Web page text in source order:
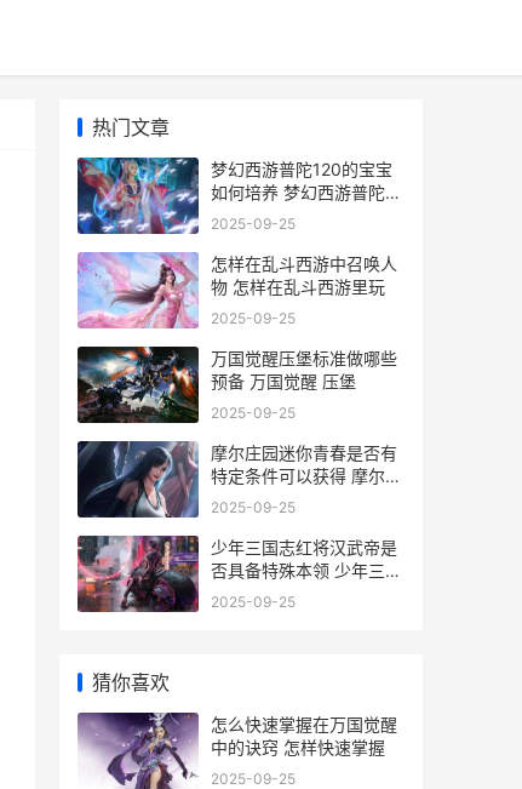
热门文章
梦幻西游普陀120的宝宝
如何培养 梦幻西游普陀
129厉害吗
2025-09-25
怎样在乱斗西游中召唤人
物 怎样在乱斗西游里玩
2025-09-25
万国觉醒压堡标准做哪些
预备 万国觉醒 压堡
2025-09-25
摩尔庄园迷你青春是否有
特定条件可以获得 摩尔庄
园迷你青春摩托车
2025-09-25
少年三国志红将汉武帝是
否具备特殊本领 少年三国
志武将品质排名最新
2025-09-25
猜你喜欢
怎么快速掌握在万国觉醒
中的诀窍 怎样快速掌握
2025-09-25